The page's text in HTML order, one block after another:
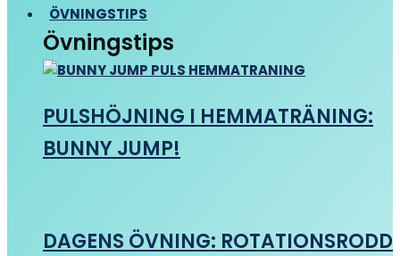
ÖVNINGSTIPS
Övningstips
PULSHÖJNING I HEMMATRÄNING:
BUNNY JUMP!
DAGENS ÖVNING: ROTATIONSRODD